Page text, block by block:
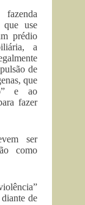
que use
prédio
a
de
que
e ao
fazer
ser
como
de